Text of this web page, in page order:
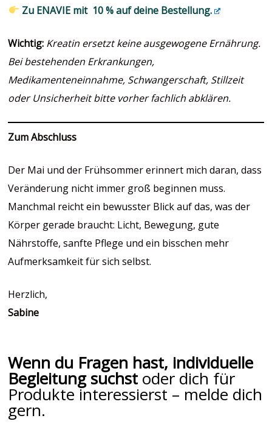
Zu ENAVIE mit 10 % auf deine Bestellung.
Wichtig: Kreatin ersetzt keine ausgewogene Ernährung.
Bei bestehenden Erkrankungen,
Medikamenteneinnahme, Schwangerschaft, Stillzeit
oder Unsicherheit bitte vorher fachlich abklären.
Zum Abschluss
Der Mai und der Frühsommer erinnert mich daran, dass
Veränderung nicht immer groß beginnen muss.
Manchmal reicht ein bewusster Blick auf das, was der
Körper gerade braucht: Licht, Bewegung, gute
Nährstoffe, sanfte Pflege und ein bisschen mehr
Aufmerksamkeit für sich selbst.
Herzlich,
Sabine
Wenn du Fragen hast, individuelle
Begleitung suchst oder dich für
Produkte interessierst – melde dich
gern.